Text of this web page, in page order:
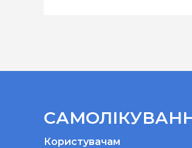
Користувачам